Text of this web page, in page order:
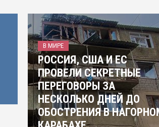
В МИРЕ
РОССИЯ, США И ЕС
ПРОВЕЛИ СЕКРЕТНЫЕ
ПЕРЕГОВОРЫ ЗА
НЕСКОЛЬКО ДНЕЙ ДО
ОБОСТРЕНИЯ В